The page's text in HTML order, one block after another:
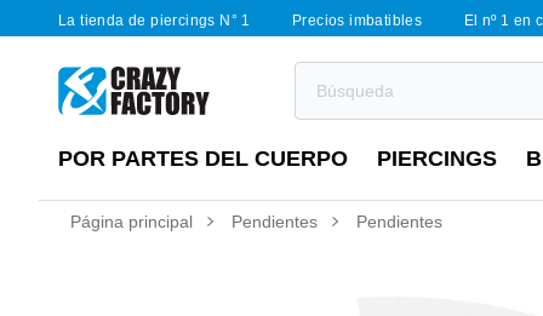
La tienda de piercings N° 1 Precios imbatibles El nº 1 en
POR PARTES DEL CUERPO PIERCINGS
Página principal Pendientes Pendientes